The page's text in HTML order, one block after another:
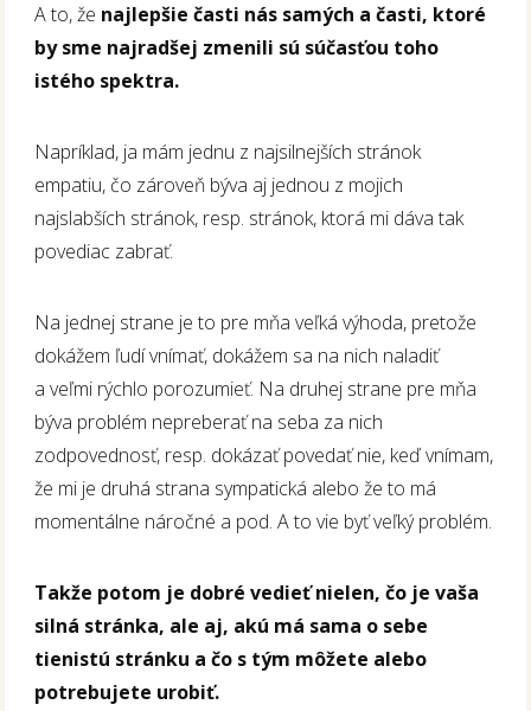
A to, že najlepšie časti nás samých a časti, ktoré
by sme najradšej zmenili sú súčasťou toho
istého spektra.
Napríklad, ja mám jednu z najsilnejších stránok
empatiu, čo zároveň býva aj jednou z mojich
najslabších stránok, resp. stránok, ktorá mi dáva tak
povediac zabrať.
Na jednej strane je to pre mňa veľká výhoda, pretože
dokážem ľudí vnímať, dokážem sa na nich naladiť
a veľmi rýchlo porozumieť. Na druhej strane pre mňa
býva problém nepreberať na seba za nich
zodpovednosť, resp. dokázať povedať nie, keď vnímam,
že mi je druhá strana sympatická alebo že to má
momentálne náročné a pod. A to vie byť veľký problém.
Takže potom je dobré vedieť nielen, čo je vaša
silná stránka, ale aj, akú má sama o sebe
tienistú stránku a čo s tým môžete alebo
potrebujete urobiť.